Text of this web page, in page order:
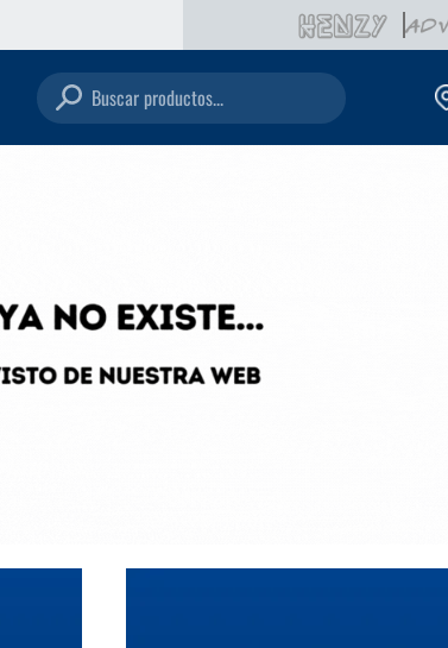
Buscar productos...